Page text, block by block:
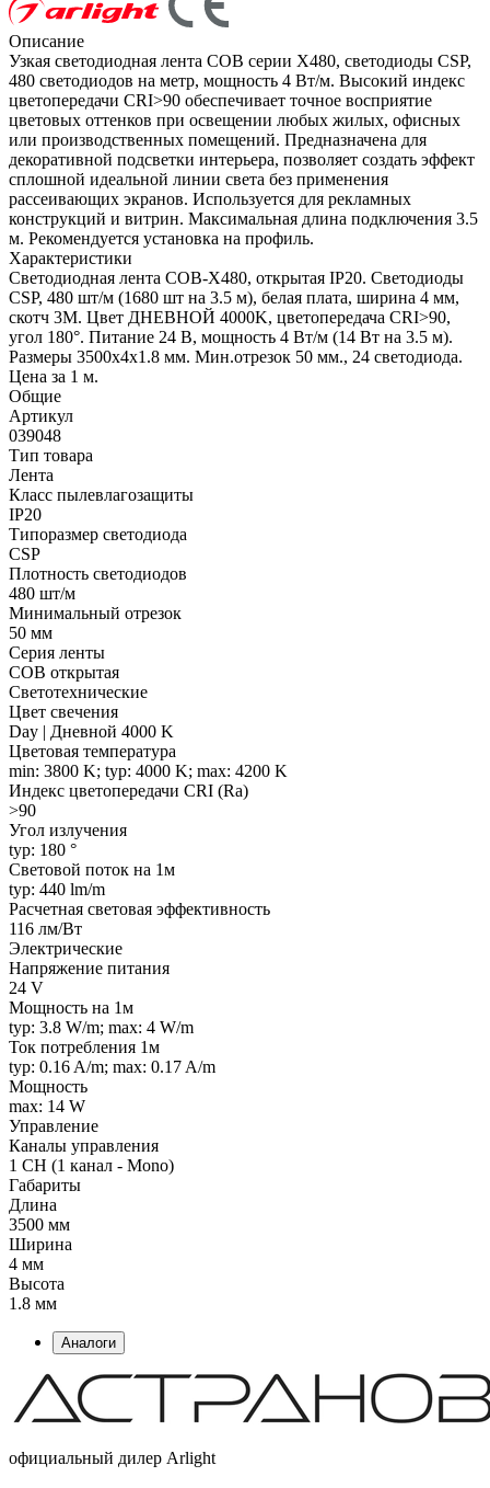
Описание
Узкая светодиодная лента COB серии X480, светодиоды CSP,
480 светодиодов на метр, мощность 4 Вт/м. Высокий индекс
цветопередачи CRI>90 обеспечивает точное восприятие
цветовых оттенков при освещении любых жилых, офисных
или производственных помещений. Предназначена для
декоративной подсветки интерьера, позволяет создать эффект
сплошной идеальной линии света без применения
рассеивающих экранов. Используется для рекламных
конструкций и витрин. Максимальная длина подключения 3.5
м. Рекомендуется установка на профиль.
Характеристики
Светодиодная лента COB-X480, открытая IP20. Светодиоды
CSP, 480 шт/м (1680 шт на 3.5 м), белая плата, ширина 4 мм,
скотч 3М. Цвет ДНЕВНОЙ 4000K, цветопередача CRI>90,
угол 180°. Питание 24 В, мощность 4 Вт/м (14 Вт на 3.5 м).
Размеры 3500х4х1.8 мм. Мин.отрезок 50 мм., 24 светодиода.
Цена за 1 м.
Общие
Артикул
039048
Тип товара
Лента
Класс пылевлагозащиты
IP20
Типоразмер светодиода
CSP
Плотность светодиодов
480 шт/м
Минимальный отрезок
50 мм
Серия ленты
COB открытая
Светотехнические
Цвет свечения
Day | Дневной 4000 K
Цветовая температура
min: 3800 K; typ: 4000 K; max: 4200 K
Индекс цветопередачи CRI (Ra)
>90
Угол излучения
typ: 180 °
Световой поток на 1м
typ: 440 lm/m
Расчетная световая эффективность
116 лм/Вт
Электрические
Напряжение питания
24 V
Мощность на 1м
typ: 3.8 W/m; max: 4 W/m
Ток потребления 1м
typ: 0.16 A/m; max: 0.17 A/m
Мощность
max: 14 W
Управление
Каналы управления
1 CH (1 канал - Mono)
Габариты
Длина
3500 мм
Ширина
4 мм
Высота
1.8 мм
Аналоги
официальный дилер Arlight